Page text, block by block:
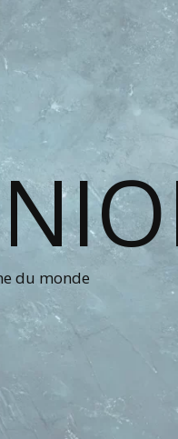
du monde